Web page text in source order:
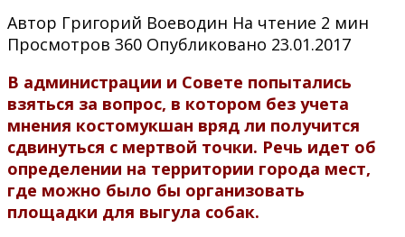
Автор Григорий Воеводин На чтение 2 мин
Просмотров 360 Опубликовано 23.01.2017
В администрации и Совете попытались
взяться за вопрос, в котором без учета
мнения костомукшан вряд ли получится
сдвинуться с мертвой точки. Речь идет об
определении на территории города мест,
где можно было бы организовать
площадки для выгула собак.